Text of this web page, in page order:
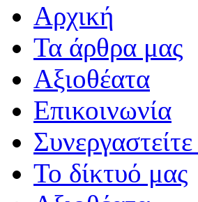
Αρχική
Τα άρθρα μας
Αξιοθέατα
Επικοινωνία
Το δίκτυό μας